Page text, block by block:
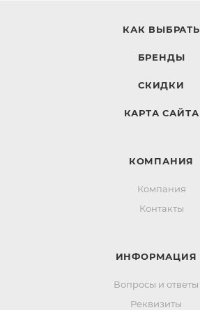
КАК ВЫБРАТЬ
БРЕНДЫ
СКИДКИ
КАРТА САЙТА
КОМПАНИЯ
Компания
Контакты
ИНФОРМАЦИЯ
Вопросы и ответы
Реквизиты